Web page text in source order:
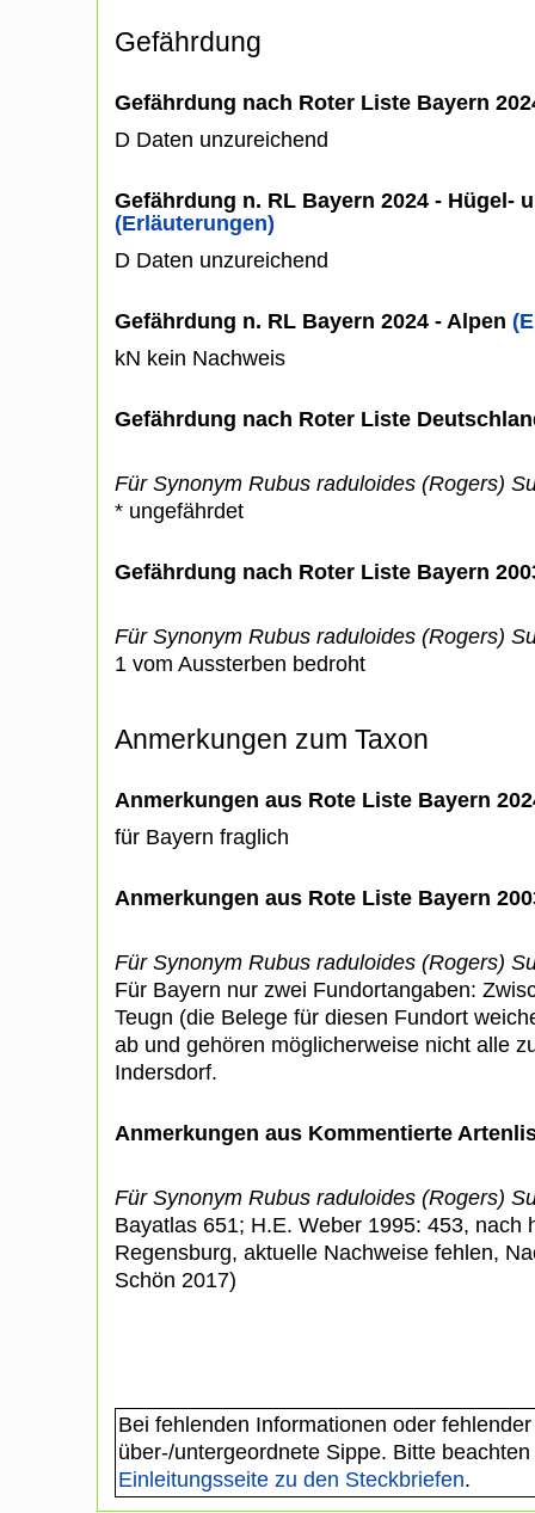
Gefährdung
Gefährdung nach Roter Liste Bayern
D Daten unzureichend
Gefährdung n. RL Bayern 2024 - Hügel-
(Erläuterungen)
D Daten unzureichend
Gefährdung n. RL Bayern 2024 - Alpen
kN kein Nachweis
Gefährdung nach Roter Liste
Für Synonym Rubus raduloides (Rogers)
* ungefährdet
Gefährdung nach Roter Liste Bayern
Für Synonym Rubus raduloides (Rogers)
1 vom Aussterben bedroht
Anmerkungen zum Taxon
Anmerkungen aus Rote Liste Bayern
für Bayern fraglich
Anmerkungen aus Rote Liste Bayern
Für Synonym Rubus raduloides (Rogers)
Für Bayern nur zwei Fundortangaben:
Teugn (die Belege für diesen Fundort
ab und gehören möglicherweise nicht alle
Indersdorf.
Anmerkungen aus Kommentierte
Für Synonym Rubus raduloides (Rogers)
Bayatlas 651; H.E. Weber 1995: 453, nach
Regensburg, aktuelle Nachweise fehlen,
Schön 2017)
Bei fehlenden Informationen oder
über-/untergeordnete Sippe. Bitte
Einleitungsseite zu den Steckbriefen.